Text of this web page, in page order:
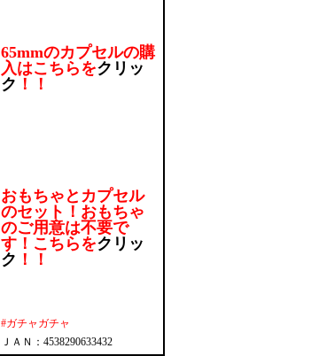
65mmのカプセルの購
入はこちらをクリッ
ク ！！
おもちゃとカプセル
のセット！おもちゃ
のご用意は不要で
す！こちらをクリッ
ク ！！
#ガチャガチャ
ＪＡＮ：4538290633432